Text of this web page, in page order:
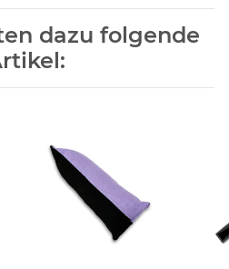
dazu folgende